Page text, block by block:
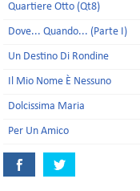
Quartiere Otto (Qt8)
Dove... Quando... (Parte I)
Un Destino Di Rondine
Il Mio Nome È Nessuno
Dolcissima Maria
Per Un Amico